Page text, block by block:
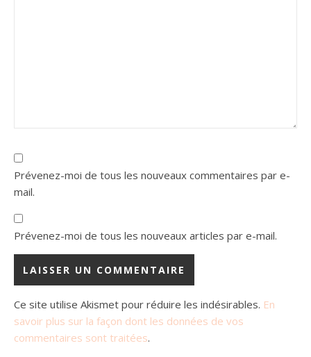
Prévenez-moi de tous les nouveaux commentaires par e-
mail.
Prévenez-moi de tous les nouveaux articles par e-mail.
Ce site utilise Akismet pour réduire les indésirables. En
savoir plus sur la façon dont les données de vos
commentaires sont traitées.